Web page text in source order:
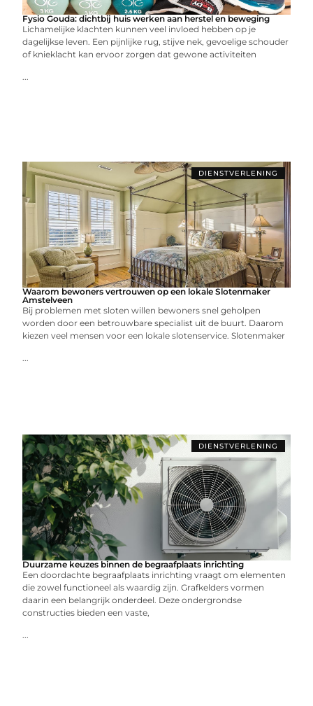
Fysio Gouda: dichtbij huis werken aan herstel en beweging
Lichamelijke klachten kunnen veel invloed hebben op je
dagelijkse leven. Een pijnlijke rug, stijve nek, gevoelige schouder
of knieklacht kan ervoor zorgen dat gewone activiteiten
...
DIENSTVERLENING
Waarom bewoners vertrouwen op een lokale Slotenmaker
Amstelveen
Bij problemen met sloten willen bewoners snel geholpen
worden door een betrouwbare specialist uit de buurt. Daarom
kiezen veel mensen voor een lokale slotenservice. Slotenmaker
...
DIENSTVERLENING
Duurzame keuzes binnen de begraafplaats inrichting
Een doordachte begraafplaats inrichting vraagt om elementen
die zowel functioneel als waardig zijn. Grafkelders vormen
daarin een belangrijk onderdeel. Deze ondergrondse
constructies bieden een vaste,
...